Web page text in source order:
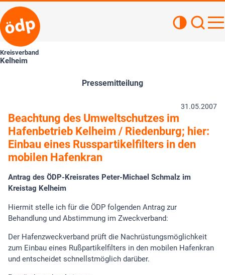
Kreisverband
Kelheim
Pressemitteilung
31.05.2007
Beachtung des Umweltschutzes im
Hafenbetrieb Kelheim / Riedenburg; hier:
Einbau eines Russpartikelfilters in den
mobilen Hafenkran
Antrag des ÖDP-Kreisrates Peter-Michael Schmalz im
Kreistag Kelheim
Hiermit stelle ich für die ÖDP folgenden Antrag zur
Behandlung und Abstimmung im Zweckverband:
Der Hafenzweckverband prüft die Nachrüstungsmöglichkeit
zum Einbau eines Rußpartikelfilters in den mobilen Hafenkran
und entscheidet schnellstmöglich darüber.